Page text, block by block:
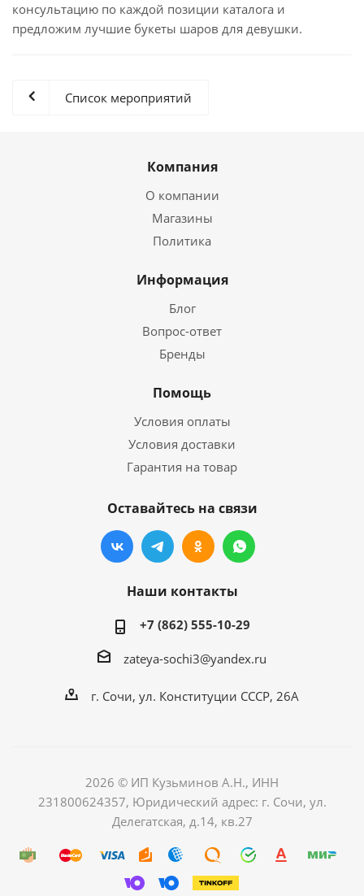
консультацию по каждой позиции каталога и
предложим лучшие букеты шаров для девушки.
Список мероприятий
Компания
О компании
Магазины
Политика
Информация
Блог
Вопрос-ответ
Бренды
Помощь
Условия оплаты
Условия доставки
Гарантия на товар
Оставайтесь на связи
Наши контакты
+7 (862) 555-10-29
zateya-sochi3@yandex.ru
г. Сочи, ул. Конституции СССР, 26А
2026 © ИП Кузьминов А.Н., ИНН
231800624357, Юридический адрес: г. Сочи, ул.
Делегатская, д.14, кв.27